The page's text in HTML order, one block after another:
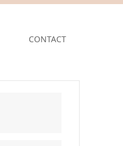
CONTACT